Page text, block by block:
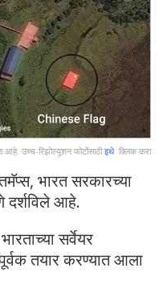
आहे. उच्च-रिझोल्यूशन फोटोंसाठीइथे क्लिक करा
भारत सरकारच्या
दर्शविले आहे.
सर्वेयर
तयार करण्यात आला